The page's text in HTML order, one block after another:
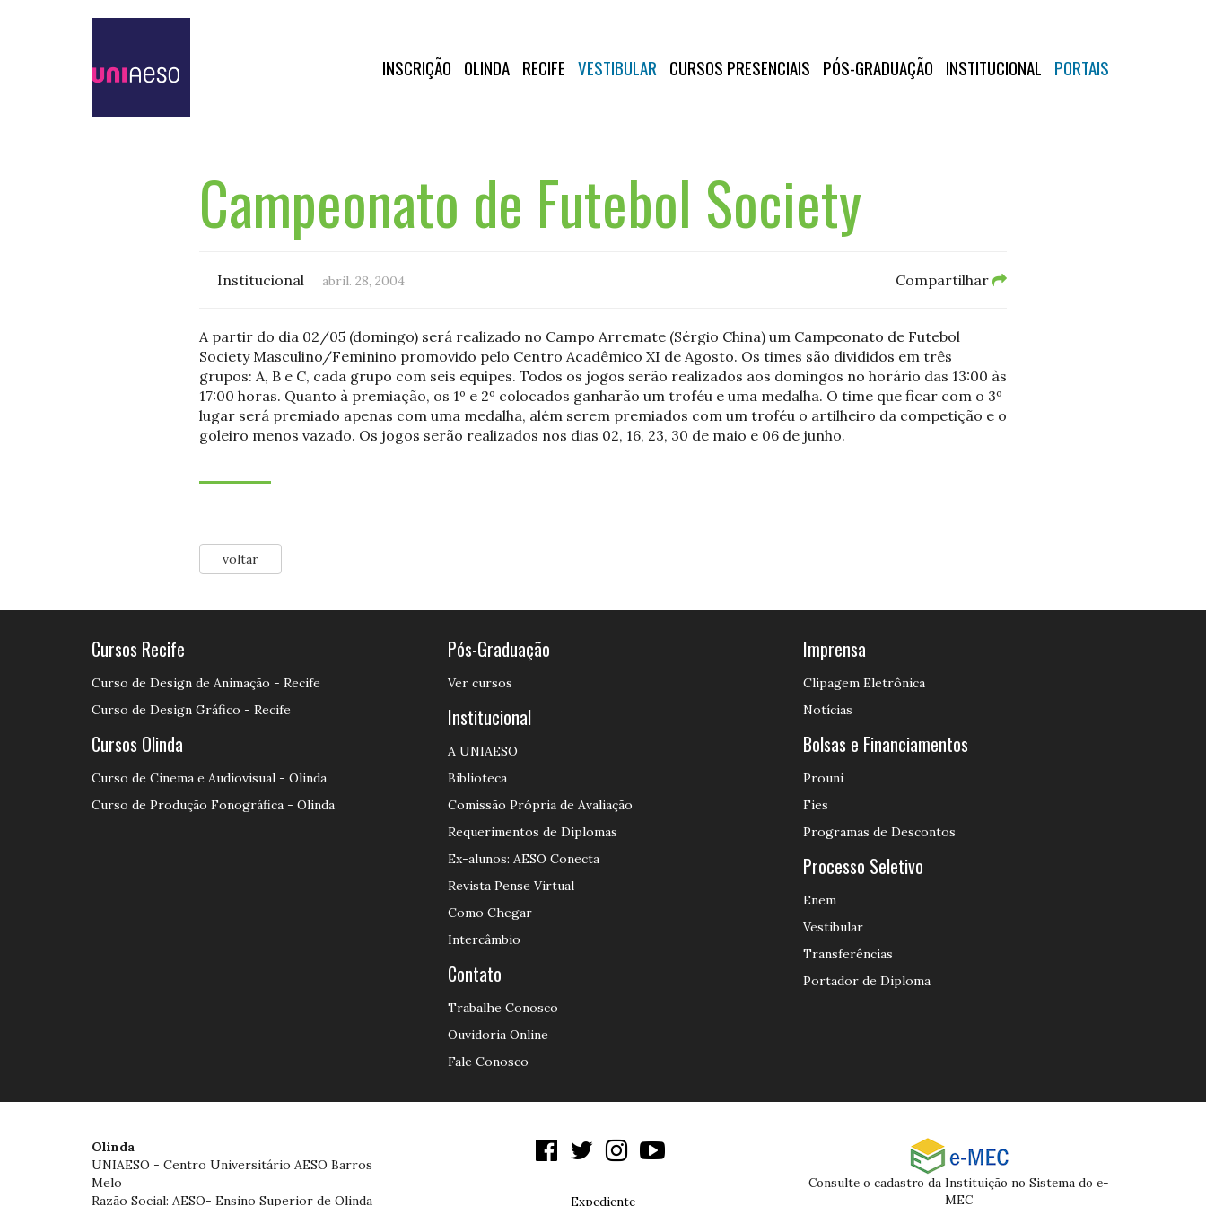
INSCRIÇÃO OLINDA RECIFE VESTIBULAR CURSOS PRESENCIAIS PÓS-GRADUAÇÃO INSTITUCIONAL PORTAIS
Campeonato de Futebol Society
Institucional abril. 28, 2004 Compartilhar
A partir do dia 02/05 (domingo) será realizado no Campo Arremate (Sérgio China) um Campeonato de Futebol
Society Masculino/Feminino promovido pelo Centro Acadêmico XI de Agosto. Os times são divididos em três
grupos: A, B e C, cada grupo com seis equipes. Todos os jogos serão realizados aos domingos no horário das 13:00 às
17:00 horas. Quanto à premiação, os 1º e 2º colocados ganharão um troféu e uma medalha. O time que ficar com o 3º
lugar será premiado apenas com uma medalha, além serem premiados com um troféu o artilheiro da competição e o
goleiro menos vazado. Os jogos serão realizados nos dias 02, 16, 23, 30 de maio e 06 de junho.
voltar
Cursos Recife
Curso de Design de Animação - Recife
Curso de Design Gráfico - Recife
Cursos Olinda
Curso de Cinema e Audiovisual - Olinda
Curso de Produção Fonográfica - Olinda
Pós-Graduação
Ver cursos
Institucional
A UNIAESO
Biblioteca
Comissão Própria de Avaliação
Requerimentos de Diplomas
Ex-alunos: AESO Conecta
Revista Pense Virtual
Como Chegar
Intercâmbio
Contato
Trabalhe Conosco
Ouvidoria Online
Fale Conosco
Imprensa
Clipagem Eletrônica
Notícias
Bolsas e Financiamentos
Prouni
Fies
Programas de Descontos
Processo Seletivo
Enem
Vestibular
Transferências
Portador de Diploma
Olinda
UNIAESO - Centro Universitário AESO Barros
Melo
Razão Social: AESO- Ensino Superior de Olinda
Expediente
Consulte o cadastro da Instituição no Sistema do e-
MEC